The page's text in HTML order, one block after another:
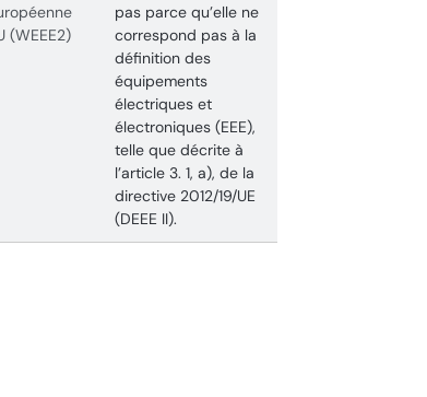
(WEEE2)
pas parce qu’elle ne
correspond pas à la
définition des
équipements
électriques et
électroniques (EEE),
telle que décrite à
l’article 3. 1, a), de la
directive 2012/19/UE
(DEEE II).